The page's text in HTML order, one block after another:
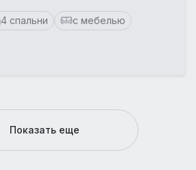
4 спальни
с мебелью
Показать еще